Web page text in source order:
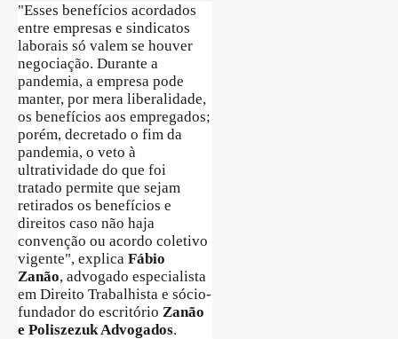
"Esses benefícios acordados
entre empresas e sindicatos
laborais só valem se houver
negociação. Durante a
pandemia, a empresa pode
manter, por mera liberalidade,
os benefícios aos empregados;
porém, decretado o fim da
pandemia, o veto à
ultratividade do que foi
tratado permite que sejam
retirados os benefícios e
direitos caso não haja
convenção ou acordo coletivo
vigente", explica Fábio
Zanão, advogado especialista
em Direito Trabalhista e sócio-
fundador do escritório Zanão
e Poliszezuk Advogados.